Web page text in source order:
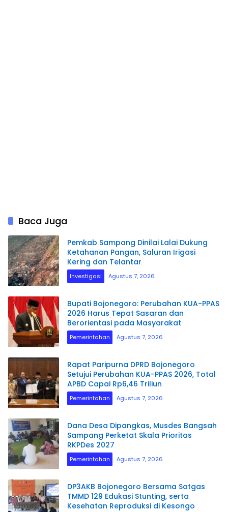
Baca Juga
Pemkab Sampang Dinilai Lalai Dukung
Ketahanan Pangan, Saluran Irigasi
Kering dan Telantar
Investigasi Agustus 7, 2026
Bupati Bojonegoro: Perubahan KUA-PPAS
2026 Harus Tepat Sasaran dan
Berorientasi pada Masyarakat
Pemerintahan Agustus 7, 2026
Rapat Paripurna DPRD Bojonegoro
Setujui Perubahan KUA-PPAS 2026, Total
APBD Capai Rp6,46 Triliun
Pemerintahan Agustus 7, 2026
Dana Desa Dipangkas, Musdes Bangsah
Sampang Perketat Skala Prioritas
RKPDes 2027
Pemerintahan Agustus 7, 2026
DP3AKB Bojonegoro Bersama Satgas
TMMD 129 Edukasi Stunting, serta
Kesehatan Reproduksi di Kesongo